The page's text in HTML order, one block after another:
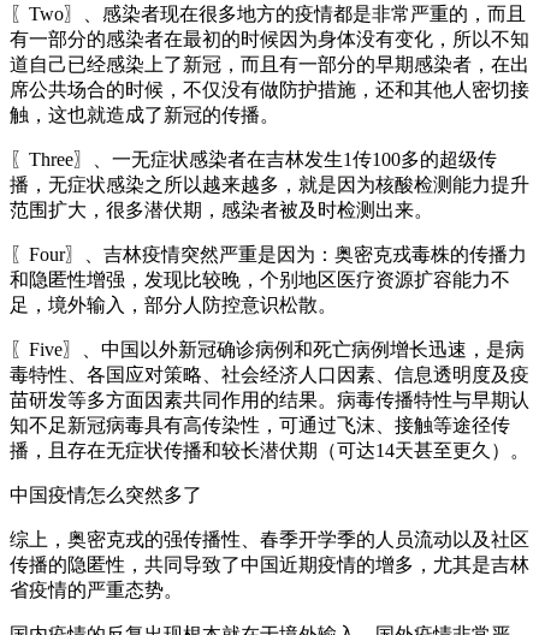
〖Two〗、感染者现在很多地方的疫情都是非常严重的，而且
有一部分的感染者在最初的时候因为身体没有变化，所以不知
道自己已经感染上了新冠，而且有一部分的早期感染者，在出
席公共场合的时候，不仅没有做防护措施，还和其他人密切接
触，这也就造成了新冠的传播。
〖Three〗、一无症状感染者在吉林发生1传100多的超级传
播，无症状感染之所以越来越多，就是因为核酸检测能力提升
范围扩大，很多潜伏期，感染者被及时检测出来。
〖Four〗、吉林疫情突然严重是因为：奥密克戎毒株的传播力
和隐匿性增强，发现比较晚，个别地区医疗资源扩容能力不
足，境外输入，部分人防控意识松散。
〖Five〗、中国以外新冠确诊病例和死亡病例增长迅速，是病
毒特性、各国应对策略、社会经济人口因素、信息透明度及疫
苗研发等多方面因素共同作用的结果。病毒传播特性与早期认
知不足新冠病毒具有高传染性，可通过飞沫、接触等途径传
播，且存在无症状传播和较长潜伏期（可达14天甚至更久）。
中国疫情怎么突然多了
综上，奥密克戎的强传播性、春季开学季的人员流动以及社区
传播的隐匿性，共同导致了中国近期疫情的增多，尤其是吉林
省疫情的严重态势。